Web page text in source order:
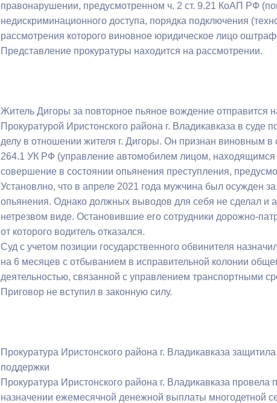
правонарушении, предусмотренном ч. 2 ст. 9.21 КоАП РФ
недискриминационного доступа, порядка подключения
рассмотрения которого виновное юридическое лицо
Представление прокуратуры находится на рассмотрении.
Житель Дигоры за повторное пьяное вождение отправится
Прокуратурой Иристонского района г. Владикавказа в
делу в отношении жителя г. Дигоры. Он признан виновным в
264.1 УК РФ (управление автомобилем лицом,
совершение в состоянии опьянения преступления,
Установлно, что в апреле 2021 года мужчина был осужден
опьянения. Однако должных выводов для себя не сделал и
нетрезвом виде. Остановившие его сотрудники дорожно-
от которого водитель отказался.
Суд с учетом позиции государственного обвинителя
на 6 месяцев с отбыванием в исправительной колонии
деятельностью, связанной с управлением транспортными
Приговор не вступил в законную силу.
Прокуратура Иристонского района г. Владикавказа
поддержки
Прокуратура Иристонского района г. Владикавказа
назначении ежемесячной денежной выплаты многодетной